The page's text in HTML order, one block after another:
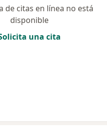
de citas en línea no está
disponible
una cita